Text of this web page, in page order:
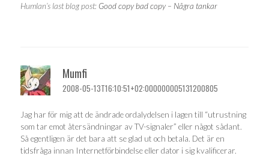
Humlan’s last blog post: Good copy bad copy – Några tankar
Mumfi
2008-05-13T16:10:51+02:000000005131200805
Jag har för mig att de ändrade ordalydelsen i lagen till “utrustning
som tar emot återsändningar av TV-signaler” eller något sådant.
Så egentligen är det bara att se glad ut och betala. Det är en
tidsfråga innan Internetförbindelse eller dator i sig kvalificerar.